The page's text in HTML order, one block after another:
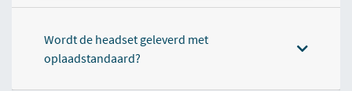
Wordt de headset geleverd met
oplaadstandaard?